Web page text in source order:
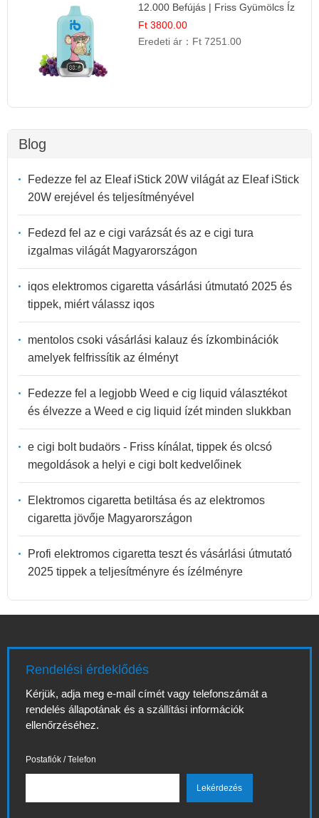
12.000 Befújás | Friss Gyümölcs Íz
Ft 3800.00
Eredeti ár： Ft 7251.00
Blog
Fedezze fel az Eleaf iStick 20W világát az Eleaf iStick
20W erejével és teljesítményével
Fedezd fel az e cigi varázsát és az e cigi tura
izgalmas világát Magyarországon
iqos elektromos cigaretta vásárlási útmutató 2025 és
tippek, miért válassz iqos
mentolos csoki vásárlási kalauz és ízkombinációk
amelyek felfrissítik az élményt
Fedezze fel a legjobb Weed e cig liquid választékot
és élvezze a Weed e cig liquid ízét minden slukkban
e cigi bolt budaörs - Friss kínálat, tippek és olcsó
megoldások a helyi e cigi bolt kedvelőinek
Elektromos cigaretta betiltása és az elektromos
cigaretta jövője Magyarországon
Profi elektromos cigaretta teszt és vásárlási útmutató
2025 tippek a teljesítményre és ízélményre
Rendelési érdeklődés
Kérjük, adja meg e-mail címét vagy telefonszámát a
rendelés állapotának és a szállítási információk
ellenőrzéséhez.
Postafiók / Telefon